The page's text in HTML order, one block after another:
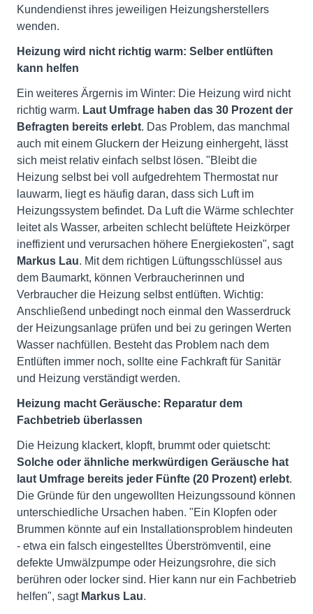
Kundendienst ihres jeweiligen Heizungsherstellers
wenden.
Heizung wird nicht richtig warm: Selber entlüften
kann helfen
Ein weiteres Ärgernis im Winter: Die Heizung wird nicht
richtig warm. Laut Umfrage haben das 30 Prozent der
Befragten bereits erlebt. Das Problem, das manchmal
auch mit einem Gluckern der Heizung einhergeht, lässt
sich meist relativ einfach selbst lösen. "Bleibt die
Heizung selbst bei voll aufgedrehtem Thermostat nur
lauwarm, liegt es häufig daran, dass sich Luft im
Heizungssystem befindet. Da Luft die Wärme schlechter
leitet als Wasser, arbeiten schlecht belüftete Heizkörper
ineffizient und verursachen höhere Energiekosten", sagt
Markus Lau. Mit dem richtigen Lüftungsschlüssel aus
dem Baumarkt, können Verbraucherinnen und
Verbraucher die Heizung selbst entlüften. Wichtig:
Anschließend unbedingt noch einmal den Wasserdruck
der Heizungsanlage prüfen und bei zu geringen Werten
Wasser nachfüllen. Besteht das Problem nach dem
Entlüften immer noch, sollte eine Fachkraft für Sanitär
und Heizung verständigt werden.
Heizung macht Geräusche: Reparatur dem
Fachbetrieb überlassen
Die Heizung klackert, klopft, brummt oder quietscht:
Solche oder ähnliche merkwürdigen Geräusche hat
laut Umfrage bereits jeder Fünfte (20 Prozent) erlebt.
Die Gründe für den ungewollten Heizungssound können
unterschiedliche Ursachen haben. "Ein Klopfen oder
Brummen könnte auf ein Installationsproblem hindeuten
- etwa ein falsch eingestelltes Überströmventil, eine
defekte Umwälzpumpe oder Heizungsrohre, die sich
berühren oder locker sind. Hier kann nur ein Fachbetrieb
helfen", sagt Markus Lau.